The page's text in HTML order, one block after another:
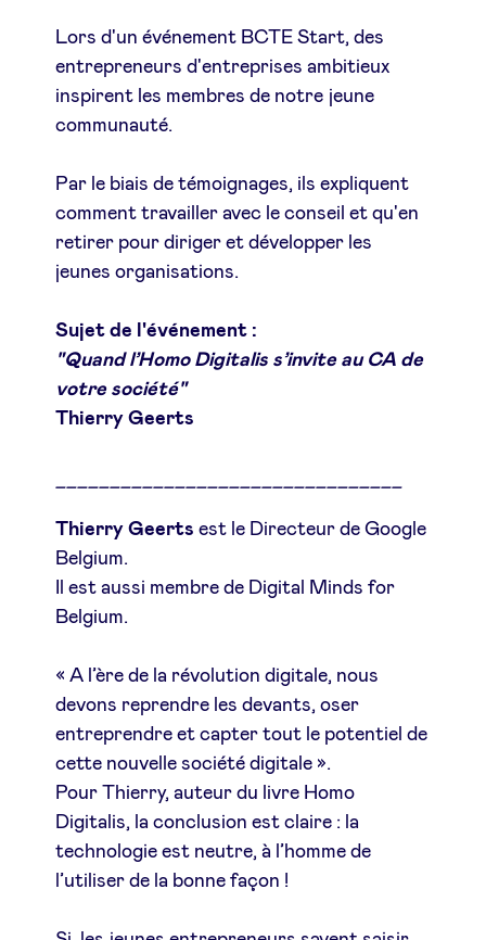
Privacy Policy
BeAngels x PMV
My Portofolio
Toegang 'dealflow' investeerder
Health Expert Circle
nl fr
Lors d'un événement BCTE Start, des
entrepreneurs d'entreprises ambitieux
inspirent les membres de notre jeune
communauté.
Par le biais de témoignages, ils expliquent
comment travailler avec le conseil et qu'en
retirer pour diriger et développer les
jeunes organisations.
Sujet de l'événement :
"Quand l’Homo Digitalis s’invite au CA de
votre société"
Thierry Geerts
Thierry Geerts est le Directeur de Google
Belgium.
Il est aussi membre de Digital Minds for
Belgium.
« A l’ère de la révolution digitale, nous
devons reprendre les devants, oser
entreprendre et capter tout le potentiel de
cette nouvelle société digitale ».
Pour Thierry, auteur du livre Homo
Digitalis, la conclusion est claire : la
technologie est neutre, à l’homme de
l’utiliser de la bonne façon !